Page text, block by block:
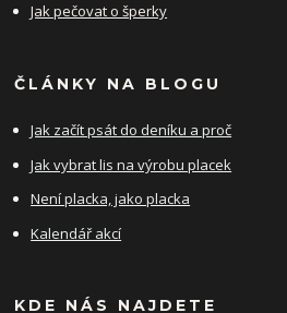
Jak pečovat o šperky
ČLÁNKY NA BLOGU
Jak začít psát do deníku a proč
Jak vybrat lis na výrobu placek
Není placka, jako placka
Kalendář akcí
KDE NÁS NAJDETE